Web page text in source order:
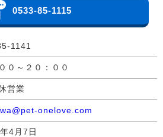
0533-85-1115
1141
０～２０：００
営業
onelove.com
4月7日